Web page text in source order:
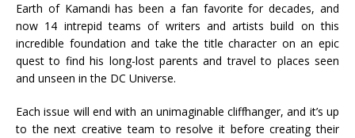
Earth of Kamandi has been a fan favorite for decades, and
now 14 intrepid teams of writers and artists build on this
incredible foundation and take the title character on an epic
quest to find his long-lost parents and travel to places seen
and unseen in the DC Universe.
Each issue will end with an unimaginable cliffhanger, and it’s up
to the next creative team to resolve it before creating their